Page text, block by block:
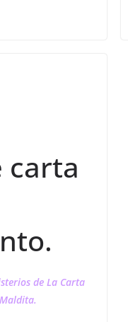
carta
de La Carta